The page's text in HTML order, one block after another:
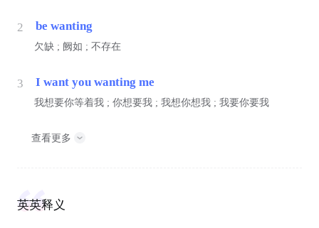
2 be wanting
欠缺 ; 阙如 ; 不存在
3 I want you wanting me
我想要你等着我 ; 你想要我 ; 我想你想我 ; 我要你要我
查看更多
英英释义